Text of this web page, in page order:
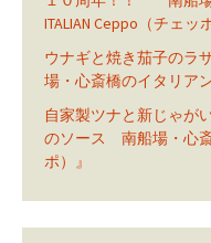
ITALIAN Ceppo（チェッ
ウナギと焼き茄子の
場・心斎橋のイタリアン
自家製ツナと新じゃが
のソース 南船場・心
ポ）』